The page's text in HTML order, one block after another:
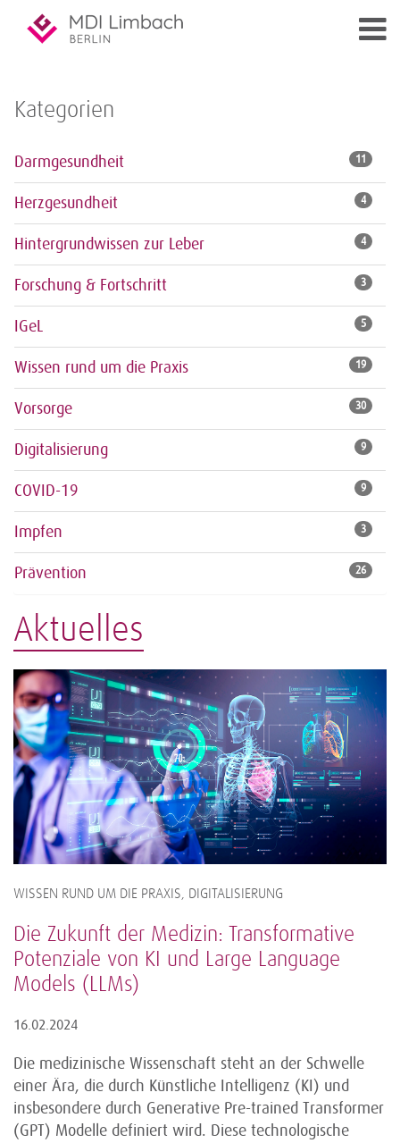
Kategorien
Darmgesundheit 11
Herzgesundheit 4
Hintergrundwissen zur Leber 4
Forschung & Fortschritt 3
IGeL 5
Wissen rund um die Praxis 19
Vorsorge 30
Digitalisierung 9
COVID-19 9
Impfen 3
Prävention 26
Aktuelles
WISSEN RUND UM DIE PRAXIS, DIGITALISIERUNG
Die Zukunft der Medizin: Transformative
Potenziale von KI und Large Language
Models (LLMs)
16.02.2024
Die medizinische Wissenschaft steht an der Schwelle
einer Ära, die durch Künstliche Intelligenz (KI) und
insbesondere durch Generative Pre-trained Transformer
(GPT) Modelle definiert wird. Diese technologische